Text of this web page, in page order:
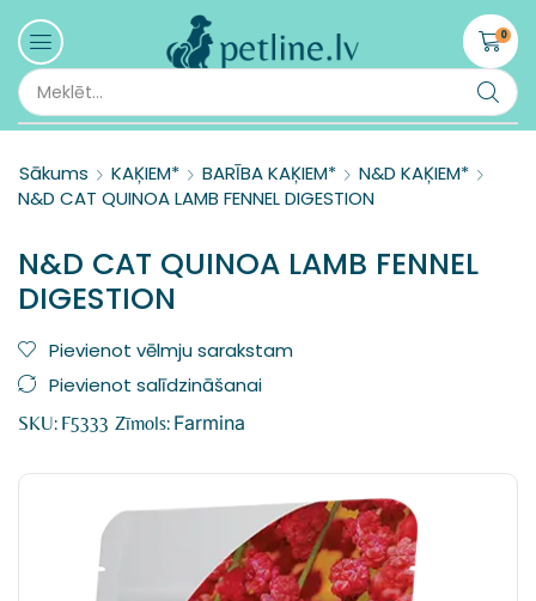
0
Sākums KAĶIEM* BARĪBA KAĶIEM*
N&D KAĶIEM*
N&D CAT QUINOA LAMB FENNEL DIGESTION
N&D CAT QUINOA LAMB FENNEL
DIGESTION
Pievienot vēlmju sarakstam
Pievienot salīdzināšanai
SKU: F5333 Zīmols: Farmina